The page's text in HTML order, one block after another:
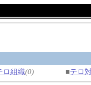
ロ組織(0) ■テロ